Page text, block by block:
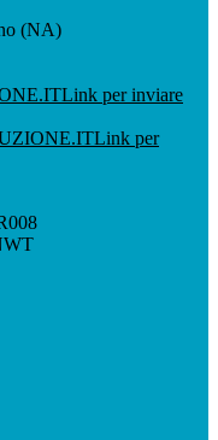
(NA)
Link per inviare
Link per